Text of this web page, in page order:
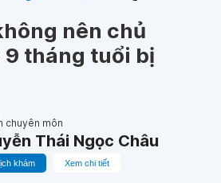
nên chủ
tháng tuổi bị
chuyên môn
Thái Ngọc Châu
khám Xem chi tiết